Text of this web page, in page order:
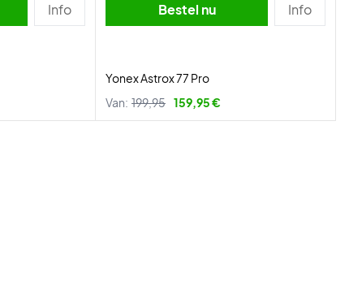
Info Bestel nu Info
Yonex Astrox 77 Pro
Van: 199,95 159,95 €